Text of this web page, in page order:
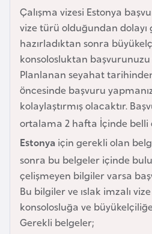
Çalışma vizesi Estonya
vize türü olduğundan dolayı
hazırladıktan sonra
konsolosluktan
Planlanan seyahat
öncesinde başvuru
kolaylaştırmış olacaktır.
ortalama 2 hafta İçinde belli
Estonya için gerekli olan
sonra bu belgeler içinde
çelişmeyen bilgiler varsa
Bu bilgiler ve ıslak imzalı
konsolosluğa ve
Gerekli belgeler;
n
B
a
n
g
l
a
d
ş
B
e